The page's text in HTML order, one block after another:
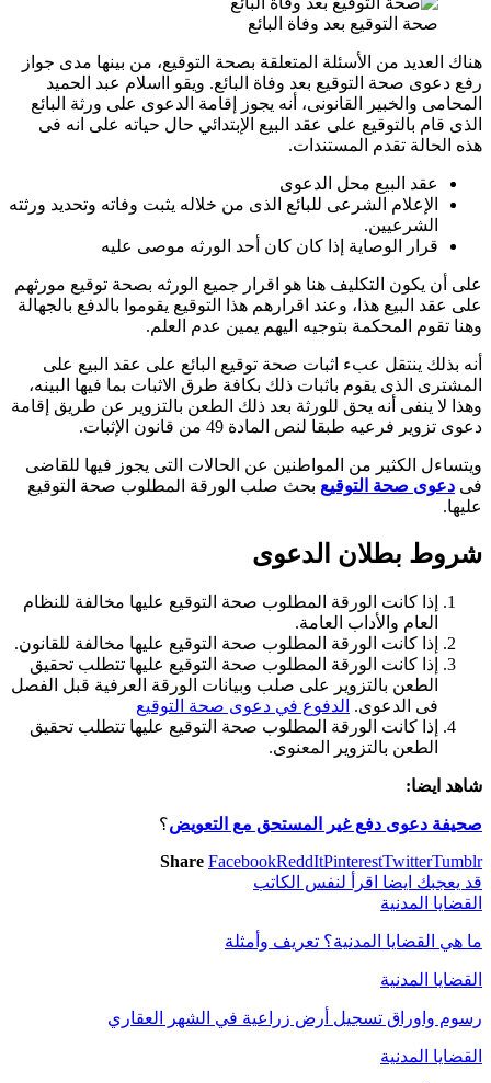
صحة التوقيع بعد وفاة البائع
هناك العديد من الأسئلة المتعلقة بصحة التوقيع، من بينها مدى جواز
رفع دعوى صحة التوقيع بعد وفاة البائع. ويقو ااسلام عبد الحميد
المحامى والخبير القانونى، أنه يجوز إقامة الدعوى على ورثة البائع
الذى قام بالتوقيع على عقد البيع الإبتدائي حال حياته على انه فى
هذه الحالة تقدم المستندات.
عقد البيع محل الدعوى
الإعلام الشرعى للبائع الذى من خلاله يثبت وفاته وتحديد ورثته
الشرعيين.
قرار الوصاية إذا كان كان أحد الورثه موصى عليه
على أن يكون التكليف هنا هو اقرار جميع الورثه بصحة توقيع مورثهم
على عقد البيع هذا، وعند اقرارهم هذا التوقيع يقوموا بالدفع بالجهالة
وهنا تقوم المحكمة بتوجيه اليهم يمين عدم العلم.
أنه بذلك ينتقل عبء اثبات صحة توقيع البائع على عقد البيع على
المشترى الذى يقوم باثبات ذلك بكافة طرق الاثبات بما فيها البينه،
وهذا لا ينفى أنه يحق للورثة بعد ذلك الطعن بالتزوير عن طريق إقامة
دعوى تزوير فرعيه طبقا لنص المادة 49 من قانون الإثبات
.
ويتساءل الكثير من المواطنين عن الحالات التى يجوز فيها للقاضى
فى دعوى صحة التوقيع بحث صلب الورقة المطلوب صحة التوقيع
عليها.
شروط بطلان الدعوى
إذا كانت الورقة المطلوب صحة التوقيع عليها مخالفة للنظام
العام والأداب العامة.
إذا كانت الورقة المطلوب صحة التوقيع عليها مخالفة للقانون.
إذا كانت الورقة المطلوب صحة التوقيع عليها تتطلب تحقيق
الطعن بالتزوير على صلب وبيانات الورقة العرفية قبل الفصل
فى الدعوى. الدفوع في دعوى صحة التوقيع
إذا كانت الورقة المطلوب صحة التوقيع عليها تتطلب تحقيق
الطعن بالتزوير المعنوى.
شاهد ايضا:
صحيفة دعوى دفع غير المستحق مع التعويض؟
Share FacebookReddItPinterestTwitterTumblr
قد يعجبك ايضا اقرأ لنفس الكاتب
القضايا المدنية
ما هي القضايا المدنية؟ تعريف وأمثلة
القضايا المدنية
رسوم واوراق تسجيل أرض زراعية في الشهر العقاري
القضايا المدنية